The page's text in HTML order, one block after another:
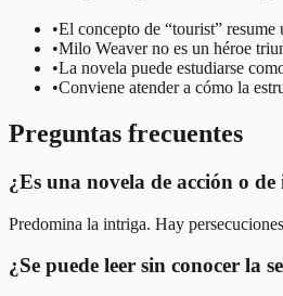
•El concepto de “tourist”
•Milo Weaver no es un héroe
•La novela puede estudiarse
•Conviene atender a cómo la
Preguntas frecuentes
¿Es una novela de acción o
Predomina la intriga. Hay
¿Se puede leer sin conocer la